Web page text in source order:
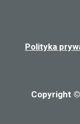
Polityka
Copyright